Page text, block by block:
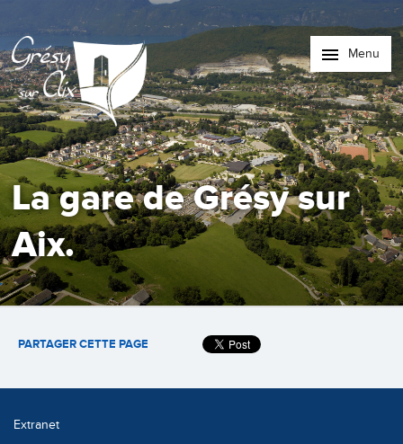
Menu
La gare de Grésy sur
Aix.
PARTAGER CETTE PAGE
Extranet